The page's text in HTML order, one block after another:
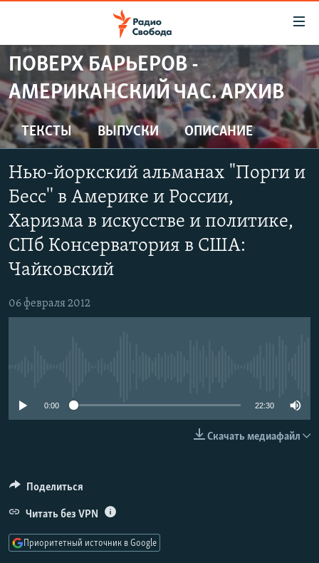
упрощенного
доступа
Вернуться
к
основному
Вернутся
главной
навигации
Вернутся
ПРОГРАММЫ
ПОДКАСТЫ
АВТОРСКИЕ ПРОЕКТЫ
ЦИТАТЫ СВОБОДЫ
МНЕНИЯ
КУЛЬТУРА
IDEL.РЕАЛИИ
КАВКАЗ.РЕАЛИИ
СИБИРЬ.РЕАЛИИ
Все сайты РСЕ/РС
ПОВЕРХ БАРЬЕРОВ -
АМЕРИКАНСКИЙ ЧАС. АРХИВ
ТЕКСТЫ ВЫПУСКИ ОПИСАНИЕ
Нью-йоркский альманах "Порги и
Бесс'' в Америке и России,
Харизма в искусстве и политике,
СПб Консерватория в США:
Чайковский
06 февраля 2012
0:00 22:30
Скачать медиафайл
Поделиться
Читать без VPN
Приоритетный источник в Google